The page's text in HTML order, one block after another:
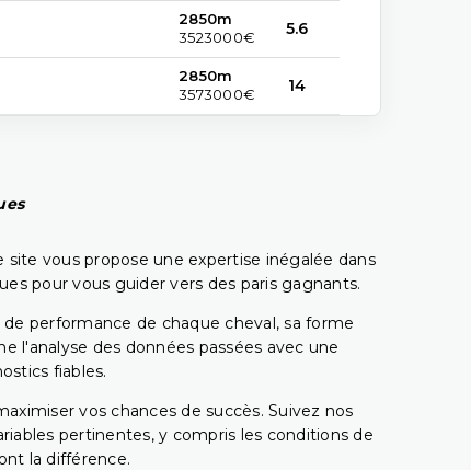
2850m
3523000€
5.6
2850m
3573000€
14
vous propose une expertise inégalée dans
pour vous guider vers des paris gagnants.
performance de chaque cheval, sa forme
l'analyse des données passées avec une
fiables.
vos chances de succès. Suivez nos
pertinentes, y compris les conditions de
la différence.